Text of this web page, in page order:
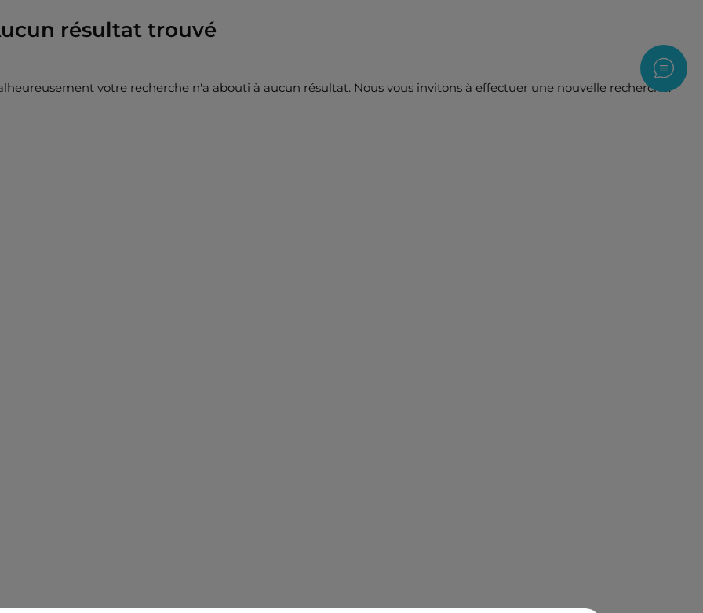
résultat trouvé
votre recherche n'a abouti à aucun résultat. Nous vous invitons à effectuer une nouvelle recherche.
Nous